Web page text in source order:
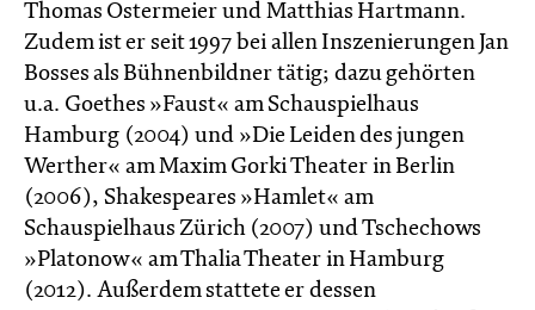
Thomas Ostermeier und Matthias Hartmann.
Zudem ist er seit 1997 bei allen Inszenierungen Jan
Bosses als Bühnenbildner tätig; dazu gehörten
u.a. Goethes »Faust« am Schauspielhaus
Hamburg (2004) und »Die Leiden des jungen
Werther« am Maxim Gorki Theater in Berlin
(2006), Shakespeares »Hamlet« am
Schauspielhaus Zürich (2007) und Tschechows
»Platonow« am Thalia Theater in Hamburg
(2012). Außerdem stattete er dessen